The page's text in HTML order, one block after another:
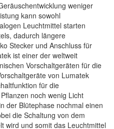
weniger
kann sowohl
Leuchtmittel starten
dadurch längere
Stecker und Anschluss für
ist einer der weltweit
Vorschaltgeräten für die
von Lumatek
für die
noch wenig Licht
der Blütephase nochmal einen
die Schaltung von dem
wird und somit das Leuchtmittel